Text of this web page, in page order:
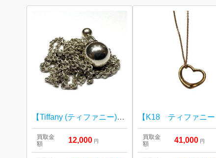
【Tiffany (ティファニー)】ハードウェア・ボールネックレス / 10579333
買取金
額
12,000 円
買取金
額
41,000 円